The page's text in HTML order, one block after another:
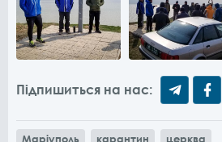
Підпишиться на нас:
Маріуполь карантин церква